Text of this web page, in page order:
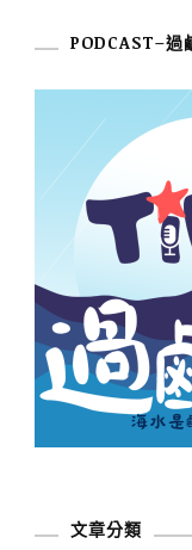
PODCAST–過
文章分類